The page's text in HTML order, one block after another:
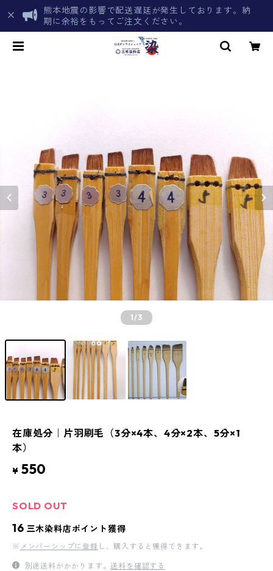
熊本地震の影響で配送遅延が発生しております。納
期に余裕をもってご注文ください。
1/3
在庫処分｜片羽刷毛（3分×4本、4分×2本、5分×1
本）
¥ 550
SOLD OUT
16 三木染料店ポイント獲得
※ メンバーシップに登録 し、購入すると獲得できます。
別途送料がかかります。送料を確認する